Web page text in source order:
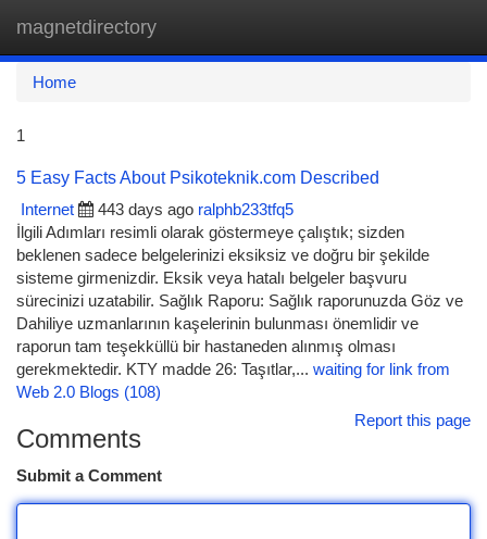
magnetdirectory
Home
1
5 Easy Facts About Psikoteknik.com Described
Internet
443 days ago ralphb233tfq5
İlgili Adımları resimli olarak göstermeye çalıştık; sizden
beklenen sadece belgelerinizi eksiksiz ve doğru bir şekilde
sisteme girmenizdir. Eksik veya hatalı belgeler başvuru
sürecinizi uzatabilir. Sağlık Raporu: Sağlık raporunuzda Göz ve
Dahiliye uzmanlarının kaşelerinin bulunması önemlidir ve
raporun tam teşekküllü bir hastaneden alınmış olması
gerekmektedir. KTY madde 26: Taşıtlar,... waiting for link from
Web 2.0 Blogs (108)
Report this page
Comments
Submit a Comment